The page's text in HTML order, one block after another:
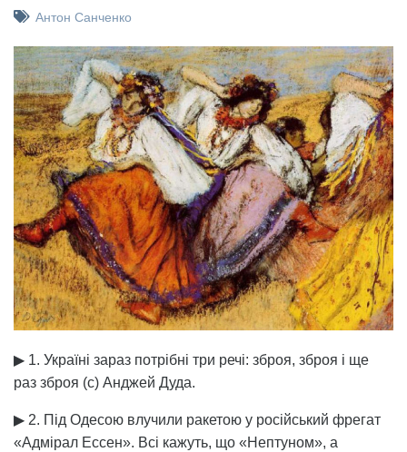
Антон Санченко
▶ 1. Україні зараз потрібні три речі: зброя, зброя і ще
раз зброя (с) Анджей Дуда.
▶ 2. Під Одесою влучили ракетою у російський фрегат
«Адмірал Ессен». Всі кажуть, що «Нептуном», а